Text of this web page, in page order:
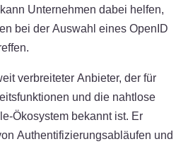
Unternehmen dabei helfen,
bei der Auswahl eines OpenID
verbreiteter Anbieter, der für
und die nahtlose
Ökosystem bekannt ist. Er
Authentifizierungsabläufen und